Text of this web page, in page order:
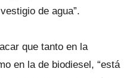
de agua”.
que tanto en la
en la de biodiesel, “está